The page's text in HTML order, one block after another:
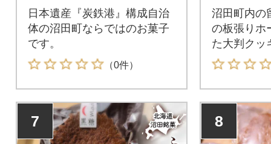
日本遺産『炭鉄港』構成自治
体の沼田町ならではのお菓子
です。
（0件）
沼田町内の
の板張りホ
た大判クッ
7 8